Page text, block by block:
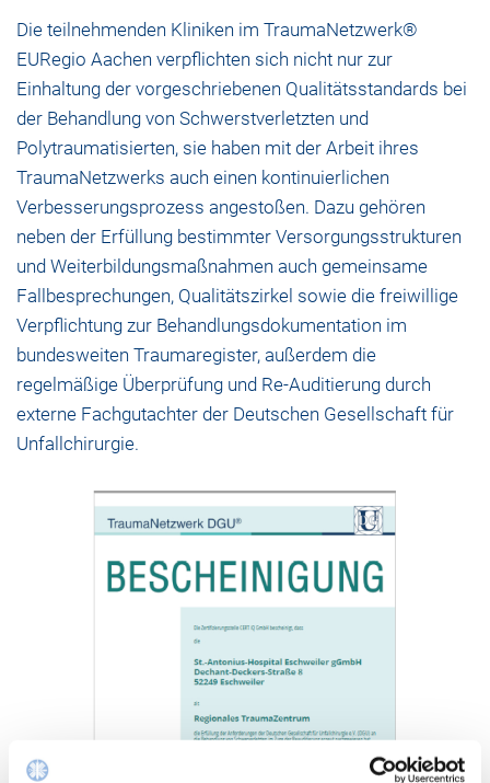
Die teilnehmenden Kliniken im TraumaNetzwerk®
EURegio Aachen verpflichten sich nicht nur zur
Einhaltung der vorgeschriebenen Qualitätsstandards bei
der Behandlung von Schwerstverletzten und
Polytraumatisierten, sie haben mit der Arbeit ihres
TraumaNetzwerks auch einen kontinuierlichen
Verbesserungsprozess angestoßen. Dazu gehören
neben der Erfüllung bestimmter Versorgungsstrukturen
und Weiterbildungsmaßnahmen auch gemeinsame
Fallbesprechungen, Qualitätszirkel sowie die freiwillige
Verpflichtung zur Behandlungsdokumentation im
bundesweiten Traumaregister, außerdem die
regelmäßige Überprüfung und Re-Auditierung durch
externe Fachgutachter der Deutschen Gesellschaft für
Unfallchirurgie.